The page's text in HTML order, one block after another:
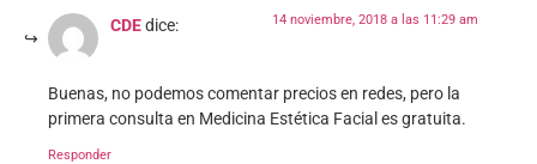
CDEdice: 14 noviembre, 2018 a las 11:29 am
Buenas, no podemos comentar precios en redes, pero la
primera consulta en Medicina Estética Facial es gratuita.
Responder